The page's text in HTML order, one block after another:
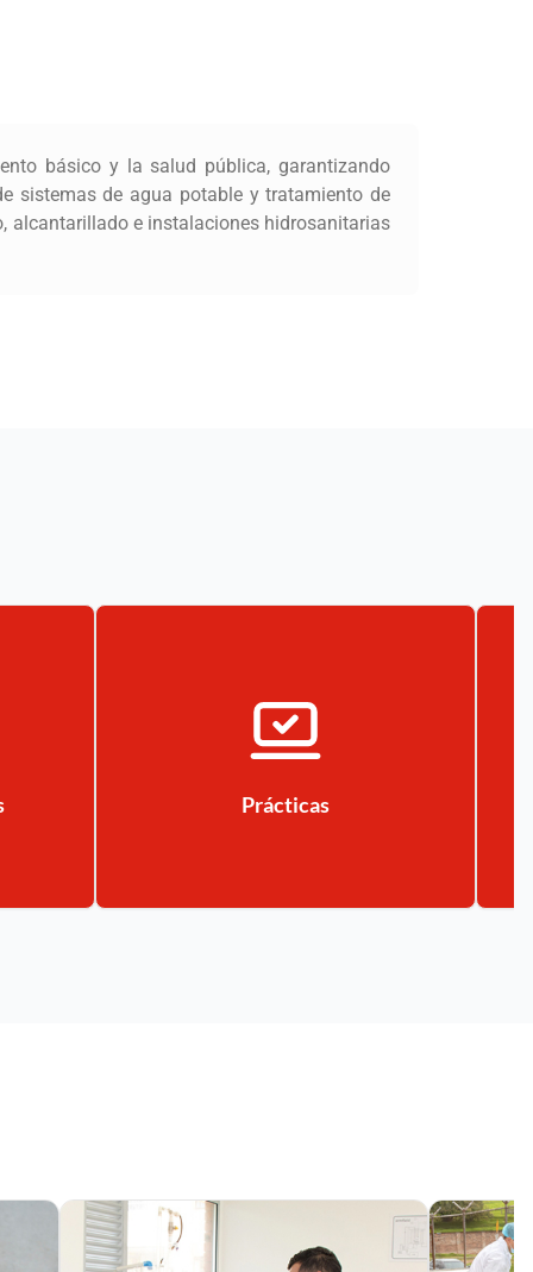
básico y la salud pública, garantizando
sistemas de agua potable y tratamiento de
alcantarillado e instalaciones hidrosanitarias
Prácticas